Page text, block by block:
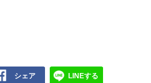
シェア LINEする